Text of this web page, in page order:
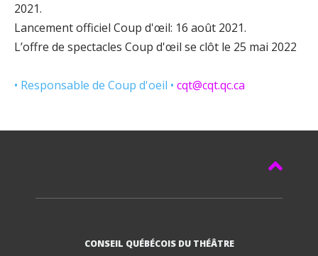
2021.
Lancement officiel Coup d'œil: 16 août 2021.
L’offre de spectacles Coup d'œil se clôt le 25 mai 2022
• Responsable de Coup d'oeil • cqt@cqt.qc.ca
CONSEIL QUÉBÉCOIS DU THÉÂTRE